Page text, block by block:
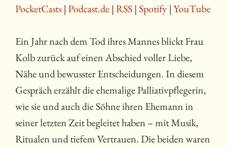
PocketCasts |Podcast.de |RSS |Spotify |YouTube
Ein Jahr nach dem Tod ihres Mannes blickt Frau
Kolb zurück auf einen Abschied voller Liebe,
Nähe und bewusster Entscheidungen. In diesem
Gespräch erzählt die ehemalige Palliativpflegerin,
wie sie und auch die Söhne ihren Ehemann in
seiner letzten Zeit begleitet haben – mit Musik,
Ritualen und tiefem Vertrauen. Die beiden waren